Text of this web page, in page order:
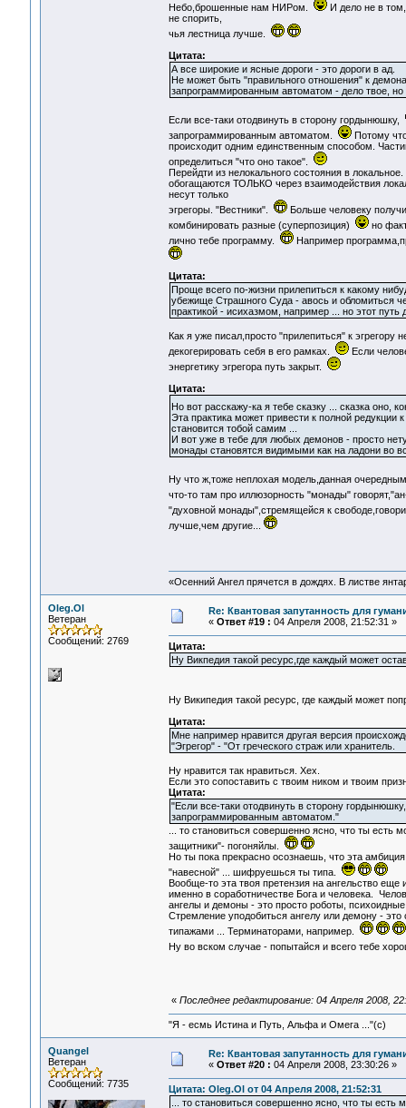
Небо,брошенные нам НИРом.
И дело не в
не спорить,
чья лестница лучше.
Цитата:
А все широкие и ясные дороги - это дороги в ад.
Не может быть "правильного отношения" к
запрограммированным автоматом - дело твое, но
Если все-таки отодвинуть в сторону гордынюшку,
запрограммированным автоматом.
Потому
происходит одним единственным способом.
определиться "что оно такое".
Перейдти из нелокального состояния в
обогащаются ТОЛЬКО через взаимодействия
несут только
эгрегоры. "Вестники".
Больше человеку
комбинировать разные (суперпозиция)
но
лично тебе программу.
Например
Цитата:
Проще всего по-жизни прилепиться к какому
убежище Страшного Суда - авось и обломиться
практикой - исихазмом, например ... но этот
Как я уже писал,просто "прилепиться" к эгрегору
декогерировать себя в его рамках.
Если
энергетику эгрегора путь закрыт.
Цитата:
Но вот расскажу-ка я тебе сказку ... сказка оно,
Эта практика может привести к полной
становится тобой самим ...
И вот уже в тебе для любых демонов - просто
монады становятся видимыми как на ладони во
Ну что ж,тоже неплохая модель,данная
что-то там про иллюзорность "монады"
"духовной монады",стремящейся к
лучше,чем другие...
«Осенний Ангел прячется в дождях. В листве
Oleg.Ol
Ветеран
Сообщений: 2769
Re: Квантовая запутанность для
« Ответ #19 : 04 Апреля 2008, 21:52:31 »
Цитата:
Ну Викпедия такой ресурс,где каждый может
Ну Википедия такой ресурс, где каждый может
Цитата:
Мне например нравится другая версия
"Эгрегор" - "От греческого страж или хранитель.
Ну нравится так нравиться. Хех.
Если это сопоставить с твоим ником и твоим
Цитата:
"Если все-таки отодвинуть в сторону
запрограммированным автоматом."
... то становиться совершенно ясно, что ты
защитники"- погоняйлы.
Но ты пока прекрасно осознаешь, что эта
"навесной" ... шифруешься ты типа.
Вообще-то эта твоя претензия на ангельство
именно в соработничестве Бога и человека.
ангелы и демоны - это просто роботы,
Стремление уподобиться ангелу или демону -
типажами ... Терминаторами, например.
Ну во вском случае - попытайся и всего тебе
« Последнее редактирование: 04 Апреля 2008,
"Я - есмь Истина и Путь, Альфа и Омега ..."(с)
Quangel
Ветеран
Сообщений: 7735
Re: Квантовая запутанность для
« Ответ #20 : 04 Апреля 2008, 23:30:26 »
Цитата: Oleg.Ol от 04 Апреля 2008, 21:52:31
... то становиться совершенно ясно, что ты